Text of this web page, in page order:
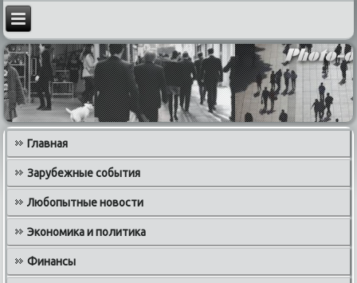
Главная
Зарубежные события
Любопытные новости
Экономика и политика
Финансы